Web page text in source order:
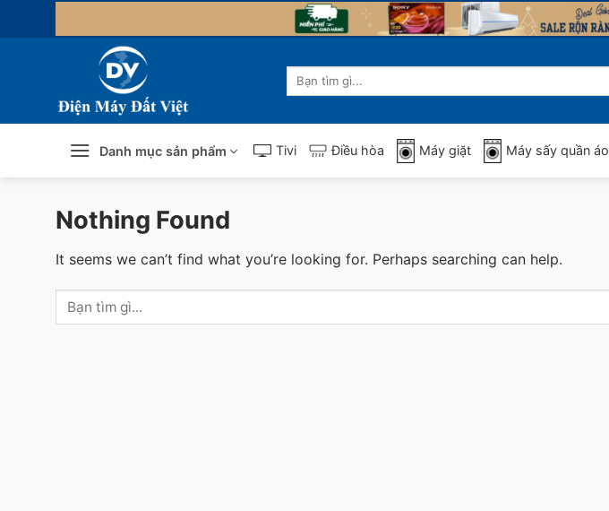
Tìm
kiếm:
Danh mục sản phẩm Tivi Điều hòa Máy giặt Máy sấy quần áo
Nothing Found
It seems we can’t find what you’re looking for. Perhaps searching can help.